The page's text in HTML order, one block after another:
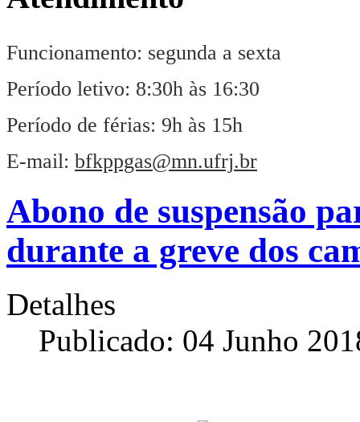
Funcionamento: segunda a sexta
Período letivo: 8:30h às 16:30
Período de férias: 9h às 15h
E-mail: bfkppgas@mn.ufrj.br
Abono de suspensão
durante a greve dos
Detalhes
Publicado: 04 Junho